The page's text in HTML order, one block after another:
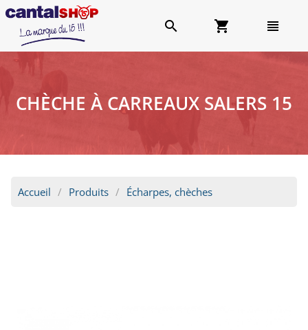
search shopping_cart view_headline
CHÈCHE À CARREAUX SALERS 15
Accueil Produits Écharpes, chèches